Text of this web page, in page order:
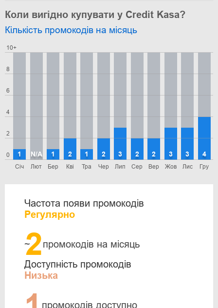
Коли вигідно купувати у Credit Kasa?
Кількість промокодів на місяць
0
2
4
6
8
10+
Січ
1
Лют
N/A
Бер
1
Кві
2
Тра
1
Чер
2
Лип
3
Сер
2
Вер
2
Жов
3
Лис
3
Гру
4
Частота появи промокодів
Регулярно
~
2промокодів на місяць
Доступність промокодів
Низька
промокодів доступно